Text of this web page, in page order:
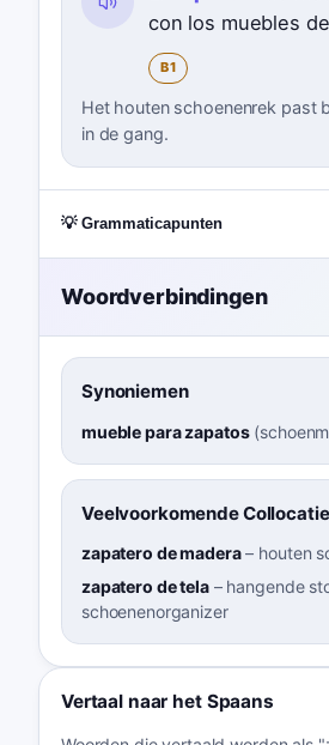
con los muebles
B1
Het houten schoenenrek past
in de gang.
💡 Grammaticapunten
Woordverbindingen
Synoniemen
mueble para zapatos(
Veelvoorkomende
zapatero de madera– houten
zapatero de tela– hangende
schoenenorganizer
Vertaal naar het Spaans